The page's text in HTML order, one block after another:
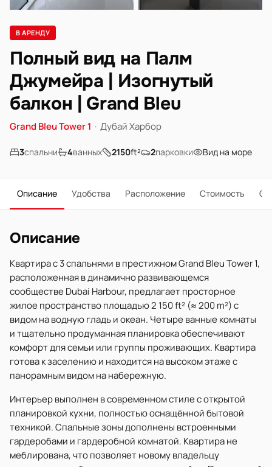
В АРЕНДУ
Полный вид на Палм
Джумейра | Изогнутый
балкон | Grand Bleu
Grand Bleu Tower 1 · Дубай Харбор
3спальни 4ванных 2150ft² 2парковки Вид на море
Описание Удобства Расположение Стоимость О
Описание
Квартира с 3 спальнями в престижном Grand Bleu Tower 1,
расположенная в динамично развивающемся
сообществе Dubai Harbour, предлагает просторное
жилое пространство площадью 2 150 ft² (≈ 200 m²) с
видом на водную гладь и океан. Четыре ванные комнаты
и тщательно продуманная планировка обеспечивают
комфорт для семьи или группы проживающих. Квартира
готова к заселению и находится на высоком этаже с
панорамным видом на набережную.
Интерьер выполнен в современном стиле с открытой
планировкой кухни, полностью оснащённой бытовой
техникой. Спальные зоны дополнены встроенными
гардеробами и гардеробной комнатой. Квартира не
меблирована, что позволяет новому владельцу